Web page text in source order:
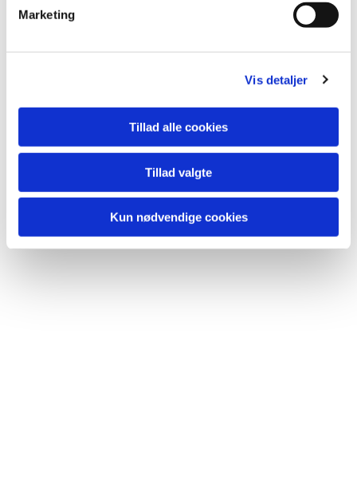
Marketing
Vis detaljer
Tillad alle cookies
Tillad valgte
Kun nødvendige cookies
Du vil måske også kunne
lide...